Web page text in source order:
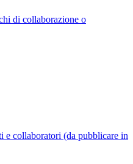
di collaborazione o
e collaboratori (da pubblicare in